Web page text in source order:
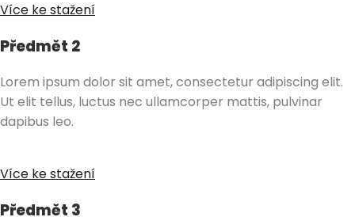
Více ke stažení
Předmět 2
Lorem ipsum dolor sit amet, consectetur adipiscing elit.
Ut elit tellus, luctus nec ullamcorper mattis, pulvinar
dapibus leo.
Více ke stažení
Předmět 3